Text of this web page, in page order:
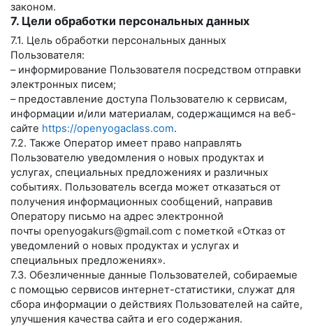
законом.
7. Цели обработки персональных данных
7.1. Цель обработки персональных данных
Пользователя:
– информирование Пользователя посредством отправки
электронных писем;
– предоставление доступа Пользователю к сервисам,
информации и/или материалам, содержащимся на веб-
сайте https://openyogaclass.com.
7.2. Также Оператор имеет право направлять
Пользователю уведомления о новых продуктах и
услугах, специальных предложениях и различных
событиях. Пользователь всегда может отказаться от
получения информационных сообщений, направив
Оператору письмо на адрес электронной
почты openyogakurs@gmail.com с пометкой «Отказ от
уведомлений о новых продуктах и услугах и
специальных предложениях».
7.3. Обезличенные данные Пользователей, собираемые
с помощью сервисов интернет-статистики, служат для
сбора информации о действиях Пользователей на сайте,
улучшения качества сайта и его содержания.